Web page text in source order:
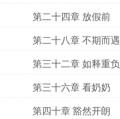
第二十四章 放假前
第二十八章 不期而遇
第三十二章 如释重负
第三十六章 看奶奶
第四十章 豁然开朗